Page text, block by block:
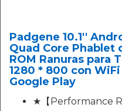
Padgene 10.1''
Quad Core Phablet
ROM Ranuras para
1280 * 800 con
Google Play
★【Performance